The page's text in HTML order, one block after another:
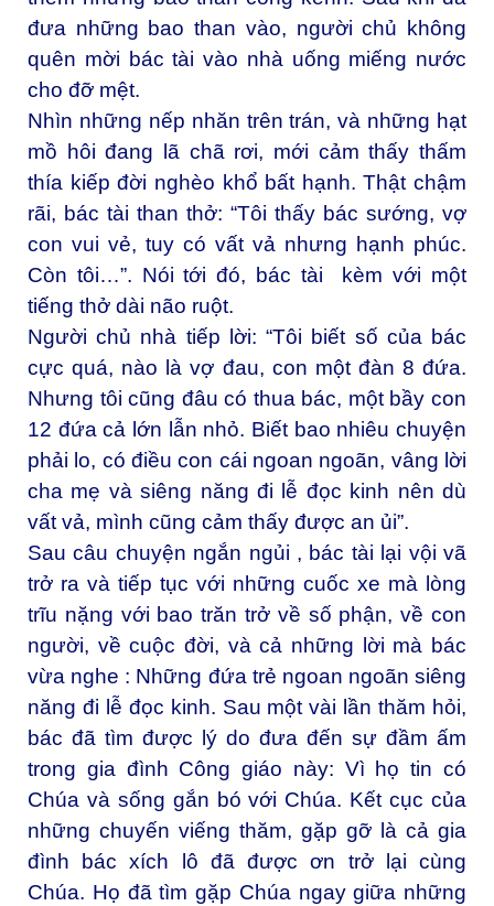
đưa những bao than vào, người chủ không
quên mời bác tài vào nhà uống miếng nước
cho đỡ mệt.
Nhìn những nếp nhăn trên trán, và những hạt
mồ hôi đang lã chã rơi, mới cảm thấy thấm
thía kiếp đời nghèo khổ bất hạnh. Thật chậm
rãi, bác tài than thở: “Tôi thấy bác sướng, vợ
con vui vẻ, tuy có vất vả nhưng hạnh phúc.
Còn tôi…”. Nói tới đó, bác tài kèm với một
tiếng thở dài não ruột.
Người chủ nhà tiếp lời: “Tôi biết số của bác
cực quá, nào là vợ đau, con một đàn 8 đứa.
Nhưng tôi cũng đâu có thua bác, một bầy con
12 đứa cả lớn lẫn nhỏ. Biết bao nhiêu chuyện
phải lo, có điều con cái ngoan ngoãn, vâng lời
cha mẹ và siêng năng đi lễ đọc kinh nên dù
vất vả, mình cũng cảm thấy được an ủi”.
Sau câu chuyện ngắn ngủi , bác tài lại vội vã
trở ra và tiếp tục với những cuốc xe mà lòng
trĩu nặng với bao trăn trở về số phận, về con
người, về cuộc đời, và cả những lời mà bác
vừa nghe : Những đứa trẻ ngoan ngoãn siêng
năng đi lễ đọc kinh. Sau một vài lần thăm hỏi,
bác đã tìm được lý do đưa đến sự đầm ấm
trong gia đình Công giáo này: Vì họ tin có
Chúa và sống gắn bó với Chúa. Kết cục của
những chuyến viếng thăm, gặp gỡ là cả gia
đình bác xích lô đã được ơn trở lại cùng
Chúa. Họ đã tìm gặp Chúa ngay giữa những